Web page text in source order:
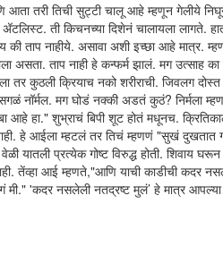
तरी तिची सुट्टी चालू आहे म्हणून गेलीये
ती किचनच्या दिशेनं चालायला लागते.
ताप नाहीये. असावा अशी इच्छा आहे मात्र.
असता. ताप नाही हे कन्फर्म झालं. मग उत्साह
तर कुठली क्रियाच नको शरीराची. जिवलग
नॉर्मल. मग घोडं नक्की अडतं कुठं? निर्मला
हा." शुभ्राचं बिपी शूट होतं मधूनच.
हे आईला म्हटलं तर तिचं म्हणणं "सुखं
यातली प्रत्येक गोष्ट विरुद्ध होती. शिवाय
तेंव्हा आई म्हणते,"आणि याची काडीची कदर
'कदर नसलेली नतद्रष्ट मुलं’ हे मात्र आपल्या